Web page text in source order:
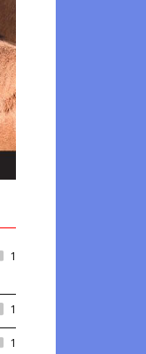
1
1
1